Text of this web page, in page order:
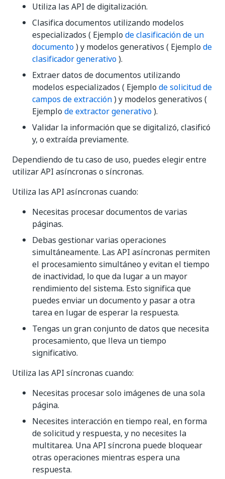
Utiliza las API de digitalización.
Clasifica documentos utilizando modelos
especializados ( Ejemplo de clasificación de un
documento) y modelos generativos ( Ejemplo de
clasificador generativo).
Extraer datos de documentos utilizando
modelos especializados ( Ejemplo de solicitud de
campos de extracción) y modelos generativos (
Ejemplo de extractor generativo).
Validar la información que se digitalizó, clasificó
y, o extraída previamente.
Dependiendo de tu caso de uso, puedes elegir entre
utilizar API asíncronas o síncronas.
Utiliza las API asíncronas cuando:
Necesitas procesar documentos de varias
páginas.
Debas gestionar varias operaciones
simultáneamente. Las API asíncronas permiten
el procesamiento simultáneo y evitan el tiempo
de inactividad, lo que da lugar a un mayor
rendimiento del sistema. Esto significa que
puedes enviar un documento y pasar a otra
tarea en lugar de esperar la respuesta.
Tengas un gran conjunto de datos que necesita
procesamiento, que lleva un tiempo
significativo.
Utiliza las API síncronas cuando:
Necesitas procesar solo imágenes de una sola
página.
Necesites interacción en tiempo real, en forma
de solicitud y respuesta, y no necesites la
multitarea. Una API síncrona puede bloquear
otras operaciones mientras espera una
respuesta.